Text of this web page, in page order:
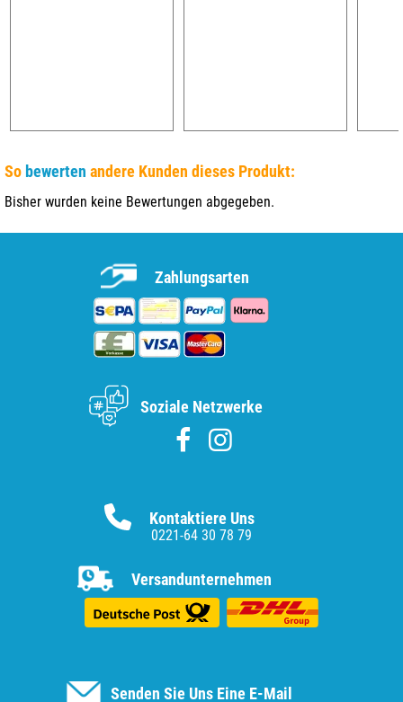
So bewerten andere Kunden dieses Produkt:
Bisher wurden keine Bewertungen abgegeben.
Senden Sie Uns Eine E-Mail
Kontaktiere Uns
0221-64 30 78 79
Versandunternehmen
Zahlungsarten
Soziale Netzwerke